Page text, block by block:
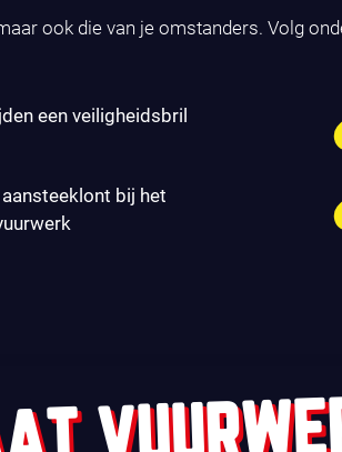
ook die van je omstanders. Volg
een veiligheidsbril
bij het